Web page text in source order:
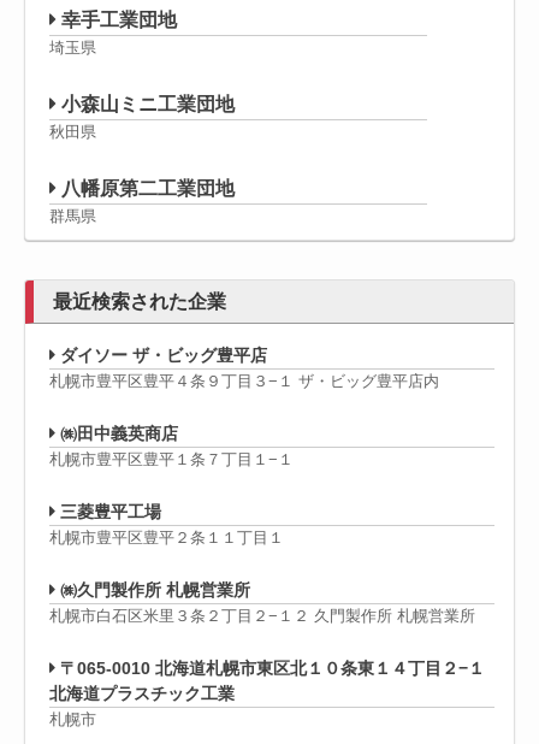
幸手工業団地
埼玉県
小森山ミニ工業団地
秋田県
八幡原第二工業団地
群馬県
最近検索された企業
ダイソー ザ・ビッグ豊平店
札幌市豊平区豊平４条９丁目３−１ ザ・ビッグ豊平店内
㈱田中義英商店
札幌市豊平区豊平１条７丁目１−１
三菱豊平工場
札幌市豊平区豊平２条１１丁目１
㈱久門製作所 札幌営業所
札幌市白石区米里３条２丁目２−１２ 久門製作所 札幌営業所
〒065-0010 北海道札幌市東区北１０条東１４丁目２−１
北海道プラスチック工業
札幌市